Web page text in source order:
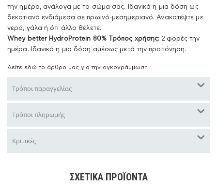
την ημέρα, ανάλογα με το σώμα σας. Ιδανικά η μια δόση ως
δεκατιανό ενδιάμεσα σε πρωινό-μεσημεριανό. Ανακατέψτε με
νερό, γάλα ή ότι άλλο θέλετε.
Whey better HydroProtein 80% Τρόπος χρήσης: 2 φορές την
ημέρα. Ιδανικά η μια δόση αμέσως μετά την προπόνηση.
Δείτε εδώ το άρθρο μας για την ογκογράμμωση
Τρόποι παραγγελίας
Τρόποι πληρωμής
Κριτικές
ΣΧΕΤΙΚΆ ΠΡΟΪΌΝΤΑ